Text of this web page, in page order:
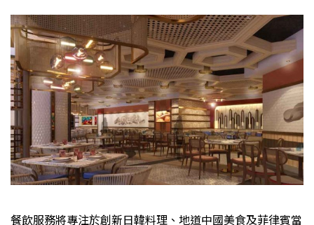
餐飲服務將專注於創新日韓料理、地道中國美食及菲律賓當